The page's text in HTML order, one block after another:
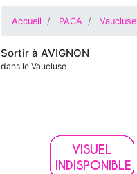
Accueil PACA Vaucluse
Sortir à AVIGNON
dans le Vaucluse